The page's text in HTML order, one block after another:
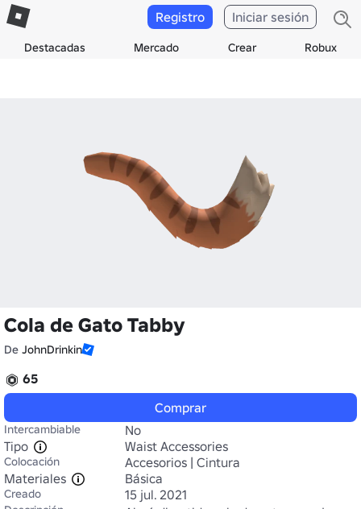
Destacadas Mercado Crear Robux
Registro Iniciar sesión
Cola de Gato Tabby
De JohnDrinkin
65
Comprar
Intercambiable
No
Tipo
Waist Accessories
Colocación
Accesorios | Cintura
Materiales
Básica
Creado 15 jul. 2021